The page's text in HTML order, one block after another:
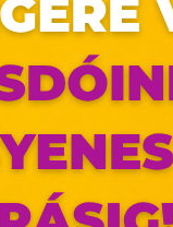
szeretnél.
ide:https://
Ezek olyan